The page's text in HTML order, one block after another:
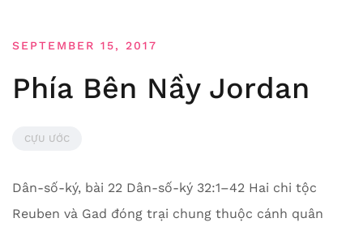
SEPTEMBER 15, 2017
Phía Bên Nầy Jordan
CỰU ƯỚC
Dân-số-ký, bài 22 Dân-số-ký 32:1–42 Hai chi tộc
Reuben và Gad đóng trại chung thuộc cánh quân